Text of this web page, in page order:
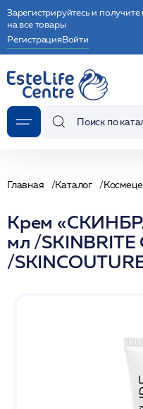
Зарегистрируйтесь и
на все товары
РегистрацияВойти
Главная Каталог
Крем
мл /SKINBRITE
/